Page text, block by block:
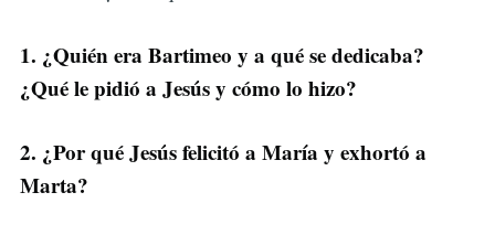
1. ¿Quién era Bartimeo y a qué se dedicaba?
¿Qué le pidió a Jesús y cómo lo hizo?
2. ¿Por qué Jesús felicitó a María y exhortó a
Marta?